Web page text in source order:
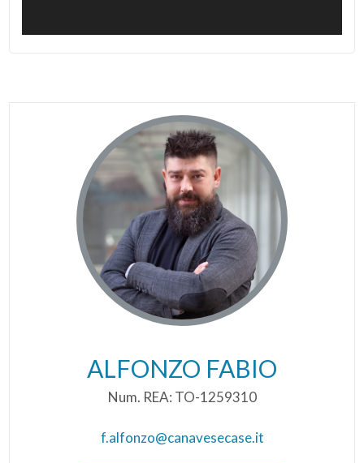
ALFONZO FABIO
Num. REA: TO-1259310
f.alfonzo@canavesecase.it